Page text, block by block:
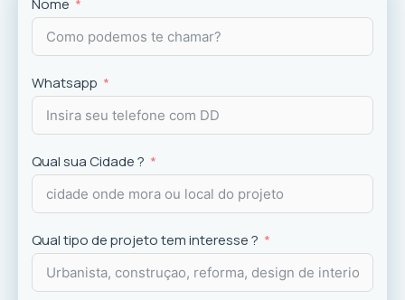
experiência dos usuários.
Nome
Whatsapp
Qual sua Cidade ?
Qual tipo de projeto tem interesse ?